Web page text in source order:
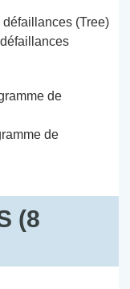
(Tree)
de
de
(8